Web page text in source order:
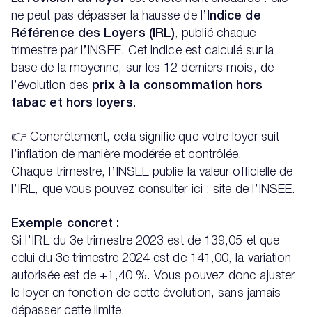
ne peut pas dépasser la hausse de l’ Indice de
Référence des Loyers (IRL), publié chaque
trimestre par l’INSEE. Cet indice est calculé sur la
base de la moyenne, sur les 12 derniers mois, de
l’évolution des prix à la consommation hors
tabac et hors loyers.
👉 Concrètement, cela signifie que votre loyer suit
l’inflation de manière modérée et contrôlée.
Chaque trimestre, l’INSEE publie la valeur officielle de
l’IRL, que vous pouvez consulter ici :site de l’INSEE.
Exemple concret :
Si l’IRL du 3e trimestre 2023 est de 139,05 et que
celui du 3e trimestre 2024 est de 141,00, la variation
autorisée est de +1,40 %. Vous pouvez donc ajuster
le loyer en fonction de cette évolution, sans jamais
dépasser cette limite.